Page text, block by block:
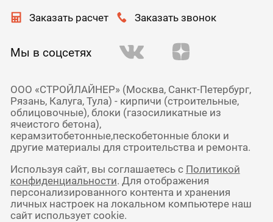
Заказать расчет Заказать звонок
Мы в соцсетях
ООО «СТРОЙЛАЙНЕР» (Москва, Санкт-Петербург,
Рязань, Калуга, Тула) - кирпичи (строительные,
облицовочные), блоки (газосиликатные из
ячеистого бетона),
керамзитобетонные,пескобетонные блоки и
другие материалы для строительства и ремонта.
Используя сайт, вы соглашаетесь с Политикой
конфиденциальности. Для отображения
персонализированного контента и хранения
личных настроек на локальном компьютере наш
сайт использует cookie.